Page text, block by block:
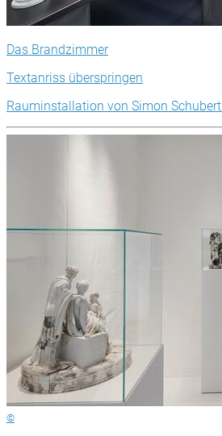
Das Brandzimmer
Textanriss überspringen
Rauminstallation von Simon Schubert
©